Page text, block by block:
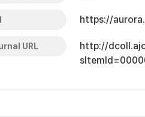
https://
URL
http://